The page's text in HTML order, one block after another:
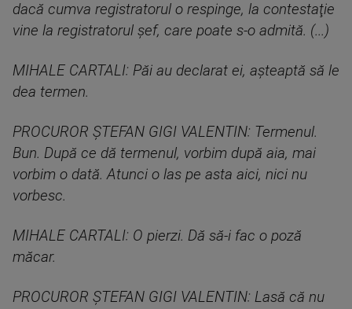
dacă cumva registratorul o respinge, la contestaţie
vine la registratorul şef, care poate s-o admită. (...)
MIHALE CARTALI: Păi au declarat ei, aşteaptă să le
dea termen.
PROCUROR ȘTEFAN GIGI VALENTIN: Termenul.
Bun. După ce dă termenul, vorbim după aia, mai
vorbim o dată. Atunci o las pe asta aici, nici nu
vorbesc.
MIHALE CARTALI: O pierzi. Dă să-i fac o poză
măcar.
PROCUROR ȘTEFAN GIGI VALENTIN: Lasă că nu